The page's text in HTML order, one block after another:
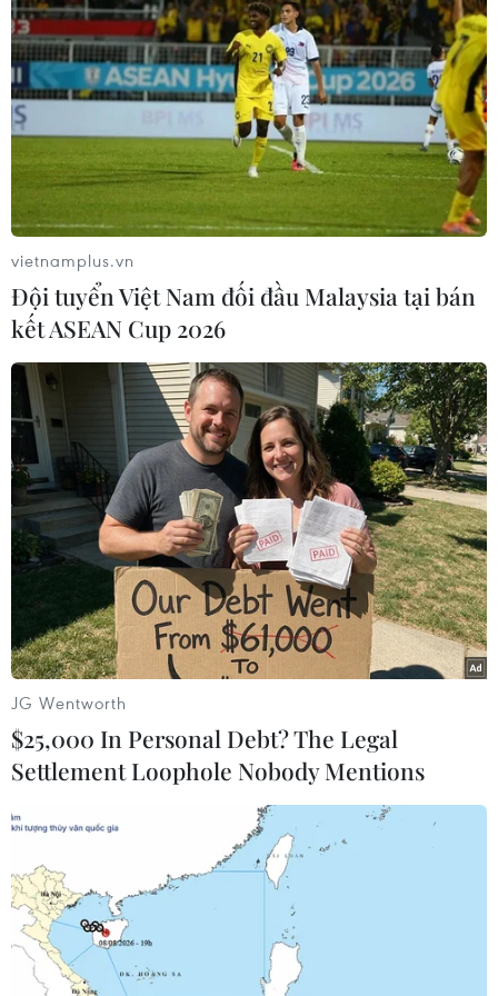
TIN LIÊN QUAN
Bộ Giao thông chấp thuận miễn, giảm giá
dịch vụ của 21 dự án BOT
11/01/2018 03:09
Bộ Giao thông Vận tải đã phối hợp với nhà đầu tư rà
soát các trạm BOT điều chỉnh mức phí cho người dân
sinh sống quanh trạm và phương tiện lưu thông sau
“cuộc chiến tiền lẻ” trả phí.
vietnamplus.vn
Đội tuyển Việt Nam đối đầu Malaysia tại bán
kết ASEAN Cup 2026
JG Wentworth
$25,000 In Personal Debt? The Legal
Settlement Loophole Nobody Mentions